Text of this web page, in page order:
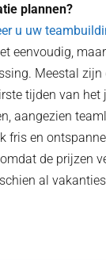
plannen?
u uw
eenvoudig,
Meestal zijn
tijden van het
aangezien
fris en
de prijzen
al